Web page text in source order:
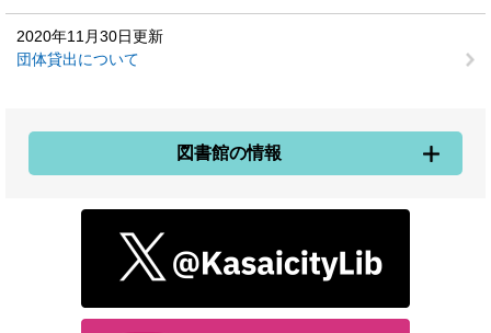
2020年11月30日更新
団体貸出について
図書館の情報